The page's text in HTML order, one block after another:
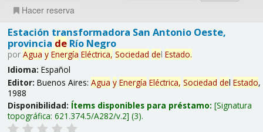
Hacer reserva
Estación transformadora San Antonio Oeste,
provincia deRío Negro
por Agua y Energía Eléctrica, Sociedad del Estado.
Idioma: Español
Editor: Buenos Aires: Agua y Energía Eléctrica, Sociedad del Estado,
1988
Disponibilidad: Ítems disponibles para préstamo: Signatura
topográfica: 621.374.5/A282/v.2 (3).